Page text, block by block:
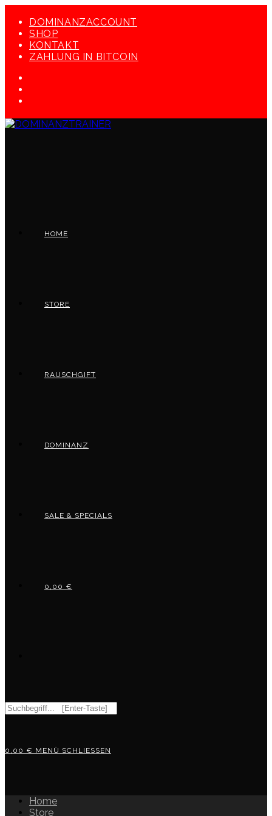
Inhalt
springen
DOMINANZACCOUNT
SHOP
KONTAKT
ZAHLUNG IN BITCOIN
HOME
STORE
RAUSCHGIFT
DOMINANZ
SALE & SPECIALS
0,00 €
UMSCHALTEN
Diese
Website
0,00 € MENÜ SCHLIESSEN
Home
Store